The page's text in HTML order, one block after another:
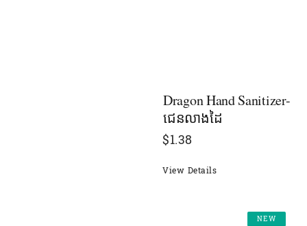
Dragon Hand Sanitizer-
ជេនលាងដៃ
$1.38
View Details
NEW